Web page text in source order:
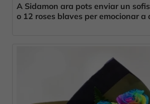
A Sidamon ara pots enviar un
o 12 roses blaves per emocionar a